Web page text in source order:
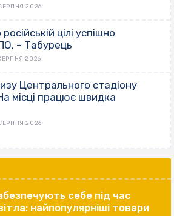
2026
цілі успішно
– Табурець
2026
Центрального стадіону
місці працює швидка
2026
себе під час
найпопулярніші товари